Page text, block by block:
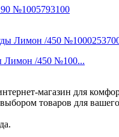
№1005793100
Лимон /450 №100...
магазин для
товаров для